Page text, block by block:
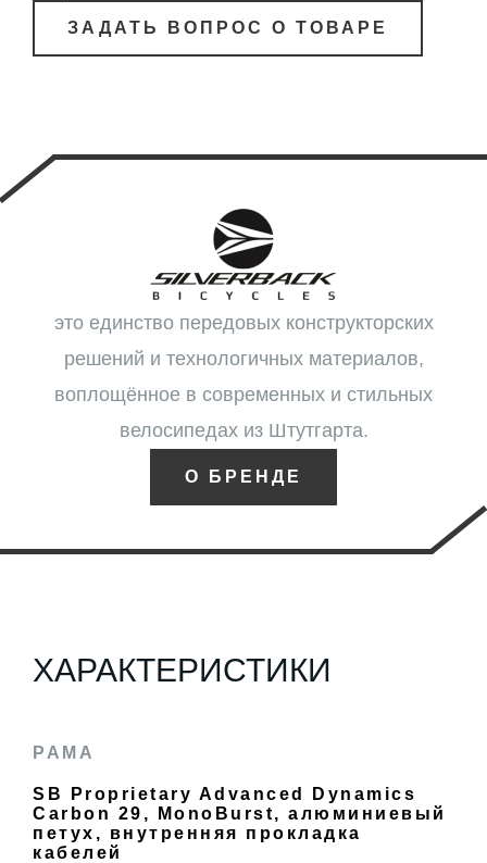
ЗАДАТЬ ВОПРОС О ТОВАРЕ
это единство передовых конструкторских
решений и технологичных материалов,
воплощённое в современных и стильных
велосипедах из Штутгарта.
О БРЕНДЕ
ХАРАКТЕРИСТИКИ
РАМА
SB Proprietary Advanced Dynamics
Carbon 29, MonoBurst, алюминиевый
петух, внутренняя прокладка
кабелей